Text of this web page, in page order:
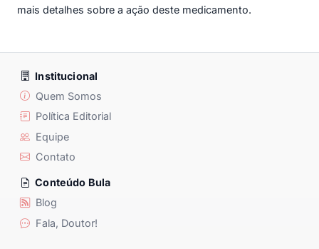
mais detalhes sobre a ação deste medicamento.
Institucional
Quem Somos
Política Editorial
Equipe
Contato
Conteúdo Bula
Blog
Fala, Doutor!